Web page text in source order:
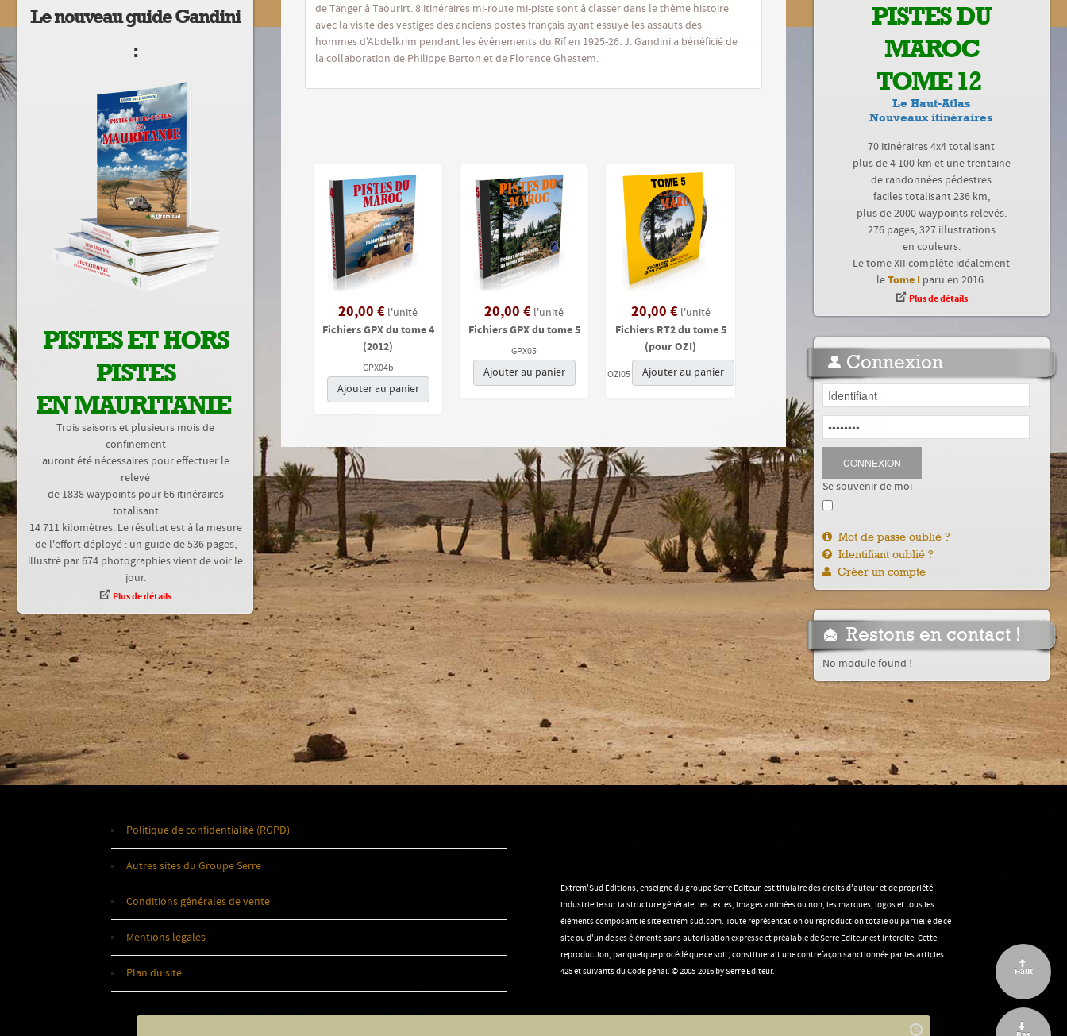
Le nouveau guide Gandini
:
PISTES ET HORS
PISTES
EN MAURITANIE
Trois saisons et plusieurs mois de
confinement
auront été nécessaires pour effectuer le
relevé
de 1838 waypoints pour 66 itinéraires
totalisant
14 711 kilomètres. Le résultat est à la mesure
de l'effort déployé : un guide de 536 pages,
illustré par 674 photographies vient de voir le
jour.
Plus de détails
de Tanger à Taourirt. 8 itinéraires mi-route mi-piste sont à classer dans le thème histoire
avec la visite des vestiges des anciens postes français ayant essuyé les assauts des
hommes d'Abdelkrim pendant les événements du Rif en 1925-26. J. Gandini a bénéficié de
la collaboration de Philippe Berton et de Florence Ghestem.
20,00 € l'unité
Fichiers GPX du tome 4
(2012)
GPX04b
Ajouter au panier
20,00 € l'unité
Fichiers GPX du tome 5
GPX05
Ajouter au panier
20,00 € l'unité
Fichiers RT2 du tome 5
(pour OZI)
OZI05 Ajouter au panier
PISTES DU
MAROC
TOME 12
Le Haut-Atlas
Nouveaux itinéraires
70 itinéraires 4x4 totalisant
plus de 4 100 km et une trentaine
de randonnées pédestres
faciles totalisant 236 km,
plus de 2000 waypoints relevés.
276 pages, 327 illustrations
en couleurs.
Le tome XII complète idéalement
leTome I paru en 2016.
Plus de détails
Connexion
CONNEXION
Se souvenir de moi
Mot de passe oublié ?
Identifiant oublié ?
Créer un compte
Restons en contact !
No module found !
X
Politique de confidentialité (RGPD)
Autres sites du Groupe Serre
Conditions générales de vente
Mentions légales
Plan du site Haut
Extrem'Sud Éditions, enseigne du groupe Serre Éditeur, est titulaire des droits d'auteur et de propriété
industrielle sur la structure générale, les textes, images animées ou non, les marques, logos et tous les
éléments composant le site extrem-sud.com. Toute représentation ou reproduction totale ou partielle de ce
site ou d'un de ses éléments sans autorisation expresse et préalable de Serre Éditeur est interdite. Cette
reproduction, par quelque procédé que ce soit, constituerait une contrefaçon sanctionnée par les articles
425 et suivants du Code pénal. © 2005-2016 by Serre Editeur.